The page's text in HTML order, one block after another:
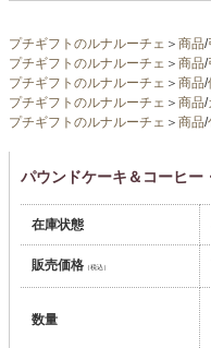
プチギフトのルナルーチェ ＞ 商品/
プチギフトのルナルーチェ ＞ 商品/
プチギフトのルナルーチェ ＞ 商品/
プチギフトのルナルーチェ ＞ 商品/
プチギフトのルナルーチェ ＞ 商品/
パウンドケーキ＆コーヒ
在庫状態
販売価格（税込）
数量